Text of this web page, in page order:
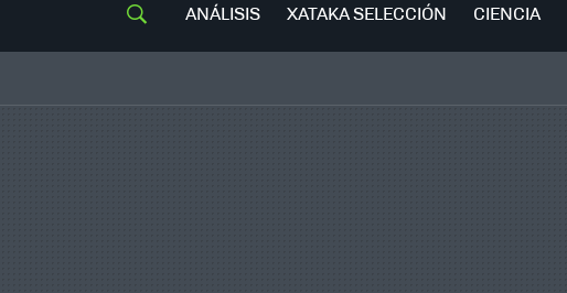
ANÁLISIS XATAKA SELECCIÓN CIENCIA